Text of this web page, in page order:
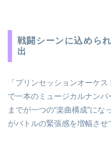
戦闘シーンに込めら
出
「プリンセッションオーケ
で一本のミュージカルナン
までが一つの“楽曲構成”に
がバトルの緊張感を増幅させ